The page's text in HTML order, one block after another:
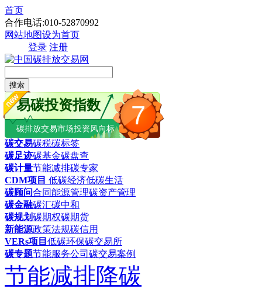
首页
合作电话:010-52870992
网站地图设为首页
登录 注册
搜索
7
易碳投资指数
碳排放交易市场投资风向标
碳交易碳税碳标签
碳足迹碳基金碳盘查
碳计量节能减排碳专家
CDM项目 低碳经济低碳生活
碳顾问合同能源管理碳资产管理
碳金融碳汇碳中和
碳规划碳期权碳期货
新能源政策法规碳信用
VERs项目 低碳环保碳交易所
碳专题节能服务公司 碳交易案例
节能减排降碳